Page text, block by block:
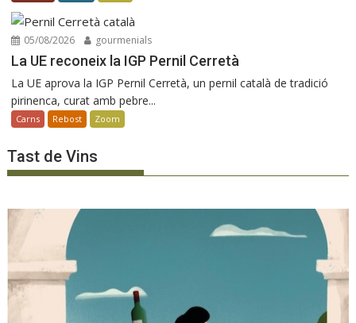
05/08/2026 gourmenials
La UE reconeix la IGP Pernil Cerretà
La UE aprova la IGP Pernil Cerretà, un pernil català de tradició
pirinenca, curat amb pebre...
Carns Rebost Zoom
Tast de Vins